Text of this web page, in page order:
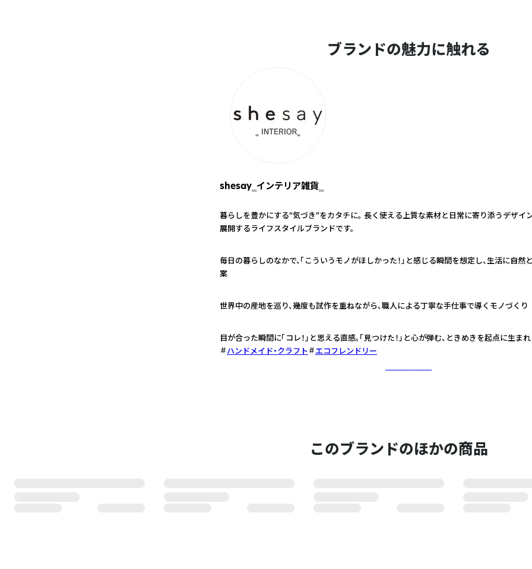
ブランドの魅力に触れる
shesay‗インテリア雑貨‗
暮らしを豊かにする“気づき”をカタチに。 長く使える上質な素材と日常に寄り添うデザイ
展開するライフスタイルブランドです。
毎日の暮らしのなかで、「こういうモノがほしかった！」と感じる瞬間を想定し、生活に自
案
世界中の産地を巡り、幾度も試作を重ねながら、職人による丁寧な手仕事で導くモノづくり
目が合った瞬間に「コレ！」と思える直感。「見つけた！」と心が弾む、ときめきを起点に生ま
ハンドメイド・クラフト
エコフレンドリー
このブランドのほかの商品